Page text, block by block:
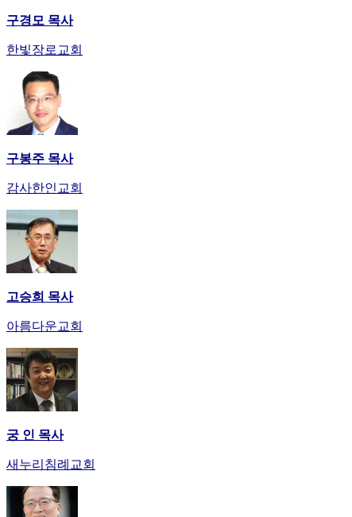
구경모 목사
한빛장로교회
구봉주 목사
감사한인교회
고승희 목사
아름다운교회
궁 인 목사
새누리침례교회